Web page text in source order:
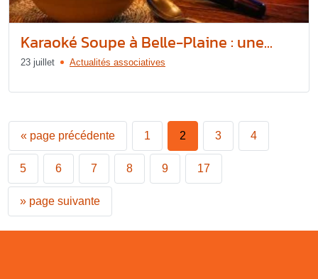
Karaoké Soupe à Belle-Plaine : une...
23 juillet Actualités associatives
« page précédente 1 2 3 4
5 6 7 8 9 17
» page suivante